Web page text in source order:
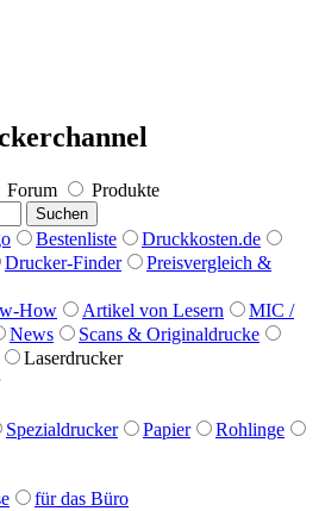
Forum Produkte
Suchen
Bestenliste
Druckkosten.de
Drucker-Finder
Preisvergleich &
How Artikel von Lesern
MIC /
News
Scans & Originaldrucke
Laserdrucker
Spezialdrucker Papier
Rohlinge
für das Büro